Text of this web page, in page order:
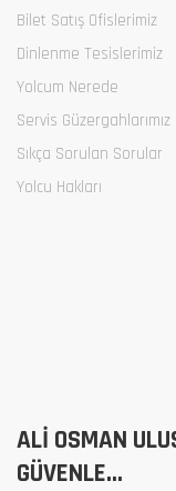
Bilet Satış Ofislerimiz
Dinlenme Tesislerimiz
Yolcum Nerede
Servis Güzergahlarımız
Sıkça Sorulan Sorular
Yolcu Hakları
ALİ OSMAN
GÜVENLE...